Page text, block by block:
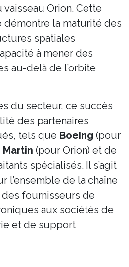
Orion. Cette
démontre la maturité des
spatiales
à mener des
au-delà de l’orbite
du secteur, ce succès
des partenaires
tels que Boeing (pour
(pour Orion) et de
spécialisés. Il s’agit
l’ensemble de la chaîne
fournisseurs de
aux sociétés de
et de support